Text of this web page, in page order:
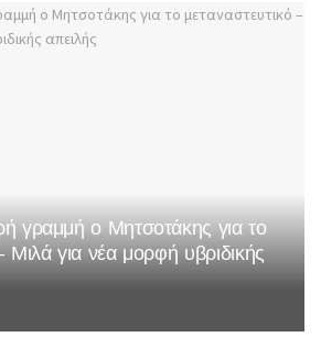
γραμμή ο Μητσοτάκης για το
Μιλά για νέα μορφή υβριδικής